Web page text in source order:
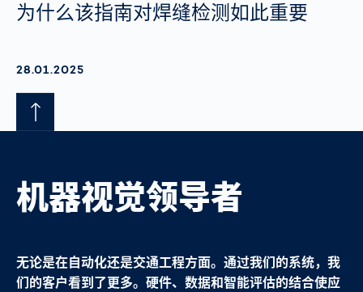
为什么该指南对焊缝检测如此重要
AKTUALISIERT AM:
28.01.2025
机器视觉领导者
无论是在自动化还是交通工程方面。通过我们的系统，我
们的客户看到了更多。硬件、数据和智能评估的结合使应